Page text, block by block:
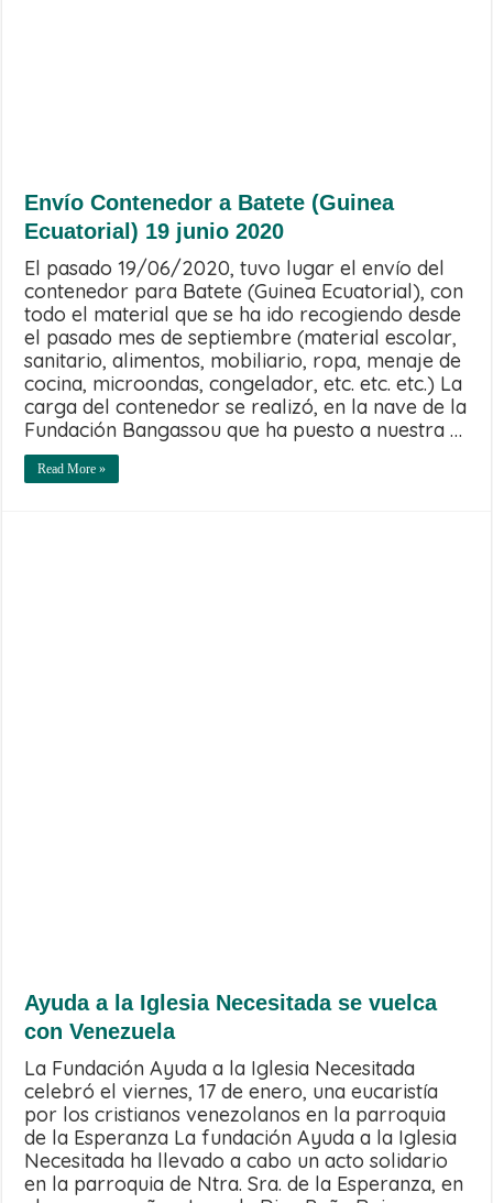
Envío Contenedor a Batete (Guinea
Ecuatorial) 19 junio 2020
El pasado 19/06/2020, tuvo lugar el envío del
contenedor para Batete (Guinea Ecuatorial), con
todo el material que se ha ido recogiendo desde
el pasado mes de septiembre (material escolar,
sanitario, alimentos, mobiliario, ropa, menaje de
cocina, microondas, congelador, etc. etc. etc.) La
carga del contenedor se realizó, en la nave de la
Fundación Bangassou que ha puesto a nuestra …
Read More »
Ayuda a la Iglesia Necesitada se vuelca
con Venezuela
La Fundación Ayuda a la Iglesia Necesitada
celebró el viernes, 17 de enero, una eucaristía
por los cristianos venezolanos en la parroquia
de la Esperanza La fundación Ayuda a la Iglesia
Necesitada ha llevado a cabo un acto solidario
en la parroquia de Ntra. Sra. de la Esperanza, en